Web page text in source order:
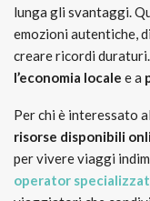
lunga gli svantaggi.
emozioni autentiche, di
creare ricordi
l’economia locale e a
Per chi è interessato
risorse disponibili
per vivere viaggi
operator